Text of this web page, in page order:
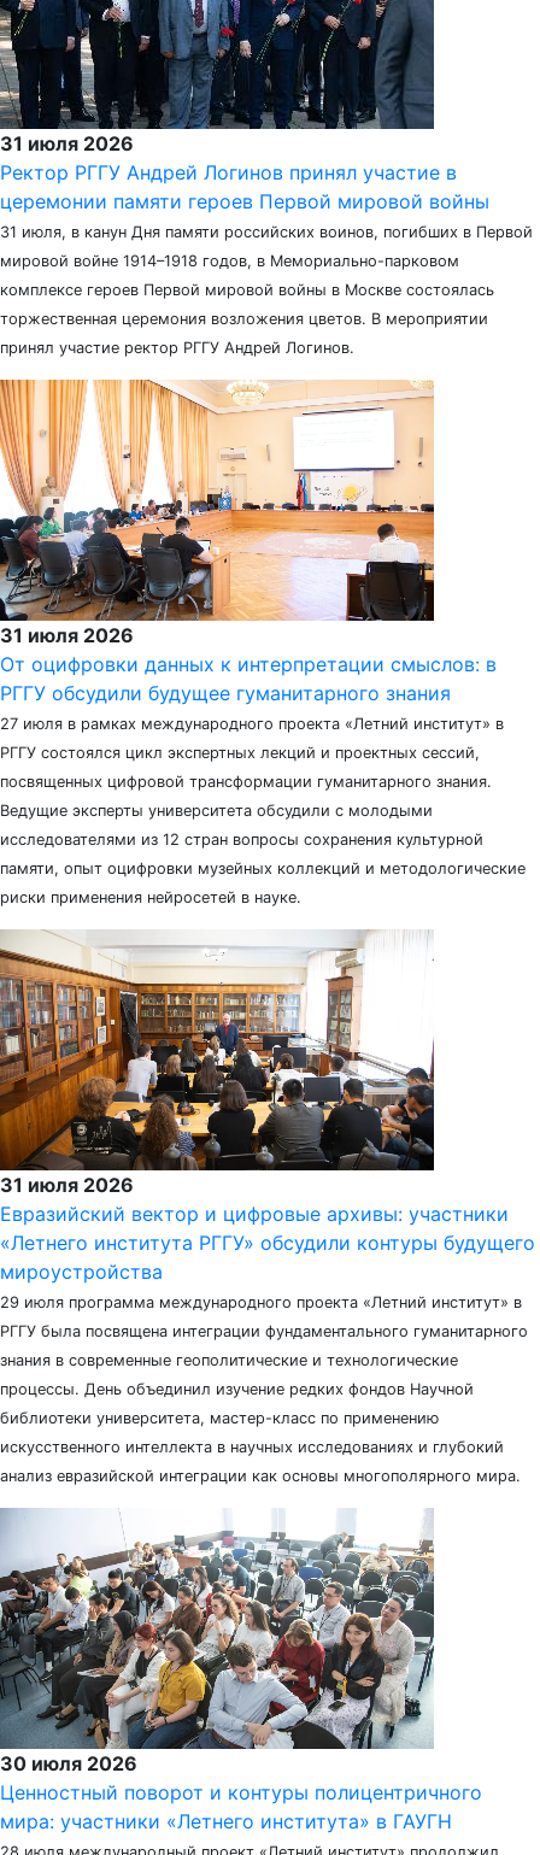
31 июля 2026
Ректор РГГУ Андрей Логинов принял участие в
церемонии памяти героев Первой мировой войны
31 июля, в канун Дня памяти российских воинов, погибших в Первой
мировой войне 1914–1918 годов, в Мемориально-парковом
комплексе героев Первой мировой войны в Москве состоялась
торжественная церемония возложения цветов. В мероприятии
принял участие ректор РГГУ Андрей Логинов.
31 июля 2026
От оцифровки данных к интерпретации смыслов: в
РГГУ обсудили будущее гуманитарного знания
27 июля в рамках международного проекта «Летний институт» в
РГГУ состоялся цикл экспертных лекций и проектных сессий,
посвященных цифровой трансформации гуманитарного знания.
Ведущие эксперты университета обсудили с молодыми
исследователями из 12 стран вопросы сохранения культурной
памяти, опыт оцифровки музейных коллекций и методологические
риски применения нейросетей в науке.
31 июля 2026
Евразийский вектор и цифровые архивы: участники
«Летнего института РГГУ» обсудили контуры будущего
мироустройства
29 июля программа международного проекта «Летний институт» в
РГГУ была посвящена интеграции фундаментального гуманитарного
знания в современные геополитические и технологические
процессы. День объединил изучение редких фондов Научной
библиотеки университета, мастер-класс по применению
искусственного интеллекта в научных исследованиях и глубокий
анализ евразийской интеграции как основы многополярного мира.
30 июля 2026
Ценностный поворот и контуры полицентричного
мира: участники «Летнего института» в ГАУГН